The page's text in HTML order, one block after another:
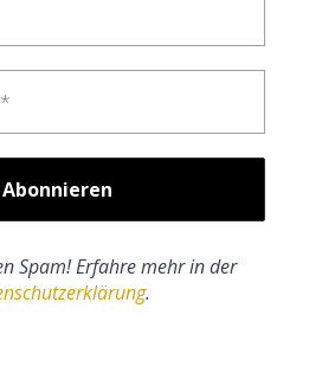
Spam! Erfahre mehr in der
.